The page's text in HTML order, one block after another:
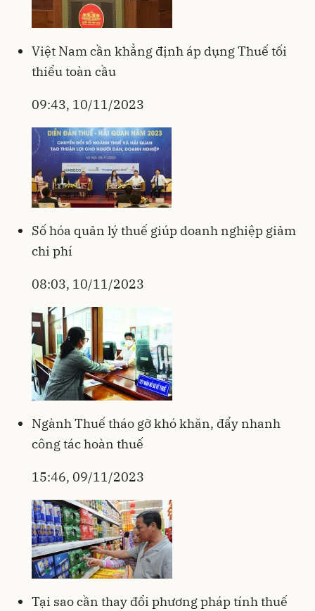
Việt Nam cần khẳng định áp dụng Thuế tối
thiểu toàn cầu
09:43, 10/11/2023
Số hóa quản lý thuế giúp doanh nghiệp giảm
chi phí
08:03, 10/11/2023
Ngành Thuế tháo gỡ khó khăn, đẩy nhanh
công tác hoàn thuế
15:46, 09/11/2023
Tại sao cần thay đổi phương pháp tính thuế